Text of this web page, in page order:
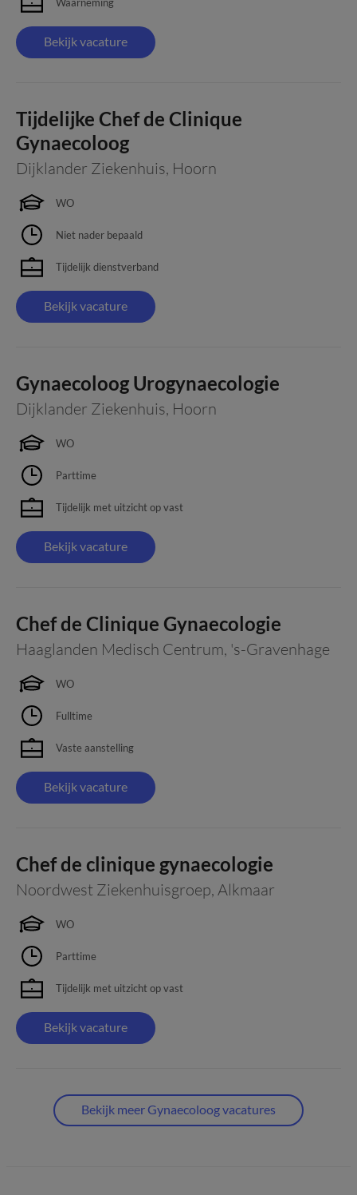
Bekijk vacature
Tijdelijke Chef de Clinique
Gynaecoloog
Dijklander Ziekenhuis, Hoorn
WO
Niet nader bepaald
Tijdelijk dienstverband
Bekijk vacature
Gynaecoloog Urogynaecologie
Dijklander Ziekenhuis, Hoorn
WO
Parttime
Tijdelijk met uitzicht op vast
Bekijk vacature
Chef de Clinique Gynaecologie
Haaglanden Medisch Centrum, 's-Gravenhage
WO
Fulltime
Vaste aanstelling
Bekijk vacature
Chef de clinique gynaecologie
Noordwest Ziekenhuisgroep, Alkmaar
WO
Parttime
Tijdelijk met uitzicht op vast
Bekijk vacature
Bekijk meer Gynaecoloog vacatures